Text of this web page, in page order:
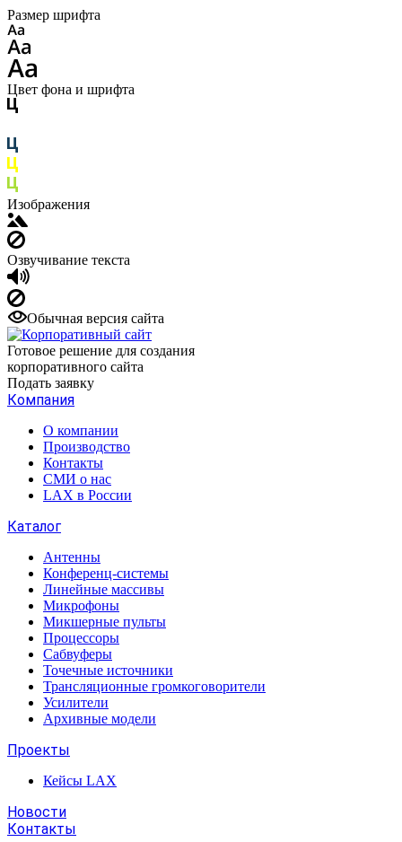
Размер шрифта
Цвет фона и шрифта
Изображения
Озвучивание текста
Обычная версия сайта
Готовое решение для создания
корпоративного сайта
Подать заявку
Компания
О компании
Производство
Контакты
СМИ о нас
LAX в России
Каталог
Антенны
Конференц-системы
Линейные массивы
Микрофоны
Микшерные пульты
Процессоры
Сабвуферы
Точечные источники
Трансляционные громкоговорители
Усилители
Архивные модели
Проекты
Кейсы LAX
Новости
Контакты